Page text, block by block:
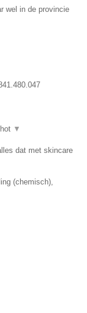
wel in de provincie
▼
dat met skincare
(chemisch),